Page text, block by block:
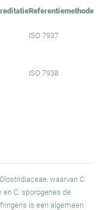
Referentiemethode
ISO 7937
ISO 7938
waarvan C.
en C. sporogenes de
is een algemeen